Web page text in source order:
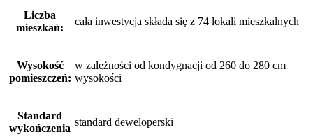
Liczba
mieszkań:
cała inwestycja składa się z 74 lokali mieszkalnych
Wysokość
pomieszczeń:
w zależności od kondygnacji od 260 do 280 cm
wysokości
Standard
wykończenia
standard deweloperski